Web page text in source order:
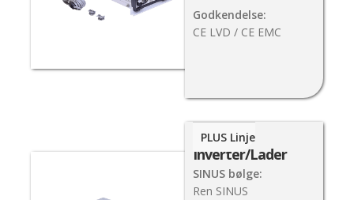
Godkendelse:
CE LVD / CE EMC
3000W
Inverter/Lader
SINUS bølge:
Ren SINUS
PLUS Linje